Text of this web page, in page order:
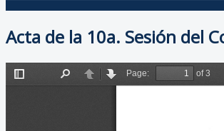
Acta de la 10a. Sesión del